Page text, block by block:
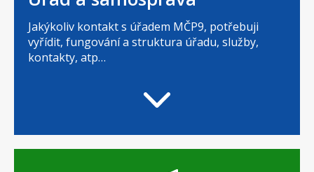
Jakýkoliv kontakt s úřadem MČP9, potřebuji
vyřídit, fungování a struktura úřadu, služby,
kontakty, atp…